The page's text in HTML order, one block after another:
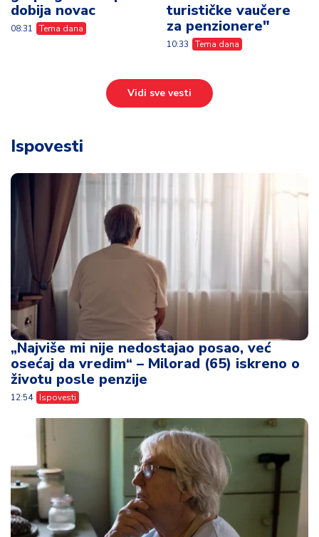
dobija novac
08:31 Tema dana
turističke vaučere
za penzionere"
10:33 Tema dana
Vidi sve vesti
Ispovesti
„Najviše mi nije nedostajao posao, već
osećaj da vredim“ – Milorad (65) iskreno o
životu posle penzije
12:54 Ispovesti